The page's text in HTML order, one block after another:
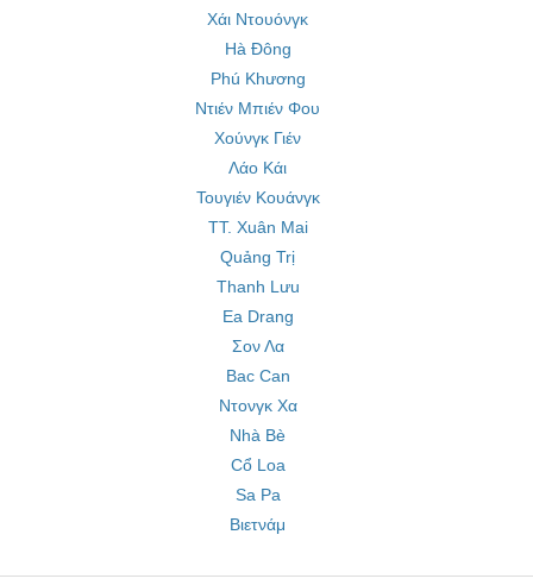
Χάι Ντουόνγκ
Hà Đông
Phú Khương
Ντιέν Μπιέν Φου
Χούνγκ Γιέν
Λάο Κάι
Τουγιέν Κουάνγκ
TT. Xuân Mai
Quảng Trị
Thanh Lưu
Ea Drang
Σον Λα
Bac Can
Ντονγκ Χα
Nhà Bè
Cổ Loa
Sa Pa
Βιετνάμ